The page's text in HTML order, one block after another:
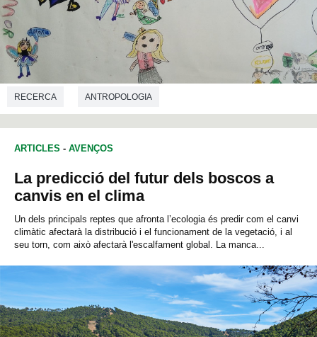
RECERCA ANTROPOLOGIA
ARTICLES - AVENÇOS
La predicció del futur dels boscos a
canvis en el clima
Un dels principals reptes que afronta l’ecologia és predir com el canvi
climàtic afectarà la distribució i el funcionament de la vegetació, i al
seu torn, com això afectarà l'escalfament global. La manca...